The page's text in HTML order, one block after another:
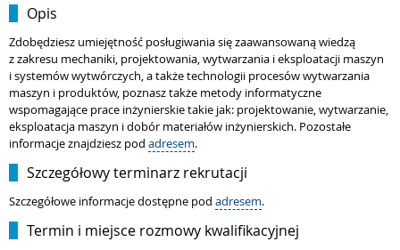
Opis
Zdobędziesz umiejętność posługiwania się zaawansowaną wiedzą
z zakresu mechaniki, projektowania, wytwarzania i eksploatacji maszyn
i systemów wytwórczych, a także technologii procesów wytwarzania
maszyn i produktów, poznasz także metody informatyczne
wspomagające prace inżynierskie takie jak: projektowanie, wytwarzanie,
eksploatacja maszyn i dobór materiałów inżynierskich. Pozostałe
informacje znajdziesz pod adresem.
Szczegółowy terminarz rekrutacji
Szczegółowe informacje dostępne pod adresem.
Termin i miejsce rozmowy kwalifikacyjnej